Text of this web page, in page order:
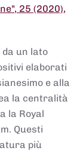
25 (2020),
da un lato
elaborati
e alla
la centralità
la Royal
Questi
più